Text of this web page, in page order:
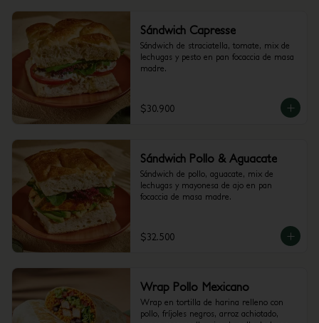
Sándwich Capresse
Sándwich de straciatella, tomate, mix de
lechugas y pesto en pan focaccia de masa
madre.
$30.900
Sándwich Pollo & Aguacate
Sándwich de pollo, aguacate, mix de
lechugas y mayonesa de ajo en pan
focaccia de masa madre.
$32.500
Wrap Pollo Mexicano
Wrap en tortilla de harina relleno con
pollo, fríjoles negros, arroz achiotado,